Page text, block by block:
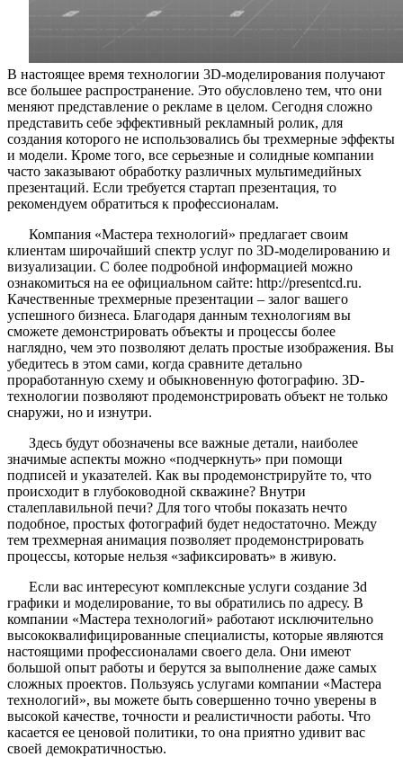
В настоящее время технологии 3D-моделирования получают
все большее распространение. Это обусловлено тем, что они
меняют представление о рекламе в целом. Сегодня сложно
представить себе эффективный рекламный ролик, для
создания которого не использовались бы трехмерные эффекты
и модели. Кроме того, все серьезные и солидные компании
часто заказывают обработку различных мультимедийных
презентаций. Если требуется стартап презентация, то
рекомендуем обратиться к профессионалам.
Компания «Мастера технологий» предлагает своим
клиентам широчайший спектр услуг по 3D-моделированию и
визуализации. С более подробной информацией можно
ознакомиться на ее официальном сайте: http://presentcd.ru.
Качественные трехмерные презентации – залог вашего
успешного бизнеса. Благодаря данным технологиям вы
сможете демонстрировать объекты и процессы более
наглядно, чем это позволяют делать простые изображения. Вы
убедитесь в этом сами, когда сравните детально
проработанную схему и обыкновенную фотографию. 3D-
технологии позволяют продемонстрировать объект не только
снаружи, но и изнутри.
Здесь будут обозначены все важные детали, наиболее
значимые аспекты можно «подчеркнуть» при помощи
подписей и указателей. Как вы продемонстрируйте то, что
происходит в глубоководной скважине? Внутри
сталеплавильной печи? Для того чтобы показать нечто
подобное, простых фотографий будет недостаточно. Между
тем трехмерная анимация позволяет продемонстрировать
процессы, которые нельзя «зафиксировать» в живую.
Если вас интересуют комплексные услуги создание 3d
графики и моделирование, то вы обратились по адресу. В
компании «Мастера технологий» работают исключительно
высококвалифицированные специалисты, которые являются
настоящими профессионалами своего дела. Они имеют
большой опыт работы и берутся за выполнение даже самых
сложных проектов. Пользуясь услугами компании «Мастера
технологий», вы можете быть совершенно точно уверены в
высокой качестве, точности и реалистичности работы. Что
касается ее ценовой политики, то она приятно удивит вас
своей демократичностью.